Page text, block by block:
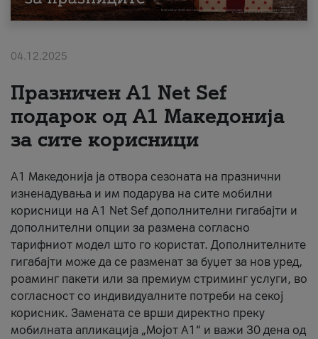
Поддршка
Надополни кредит
За нас
#ПодобарОнлајн
04.12.2025
Празничен A1 Net Sеf
подарок од А1 Македонија
за сите корисници
А1 Македонија ја отвора сезоната на празнични
изненадувања и им подарува на сите мобилни
корисници на A1 Net Sef дополнителни гигабајти и
дополнителни опции за размена согласно
тарифниот модел што го користат. Дополнителните
гигабајти може да се разменат за буџет за нов уред,
роаминг пакети или за премиум стриминг услуги, во
согласност со индивидуалните потреби на секој
корисник. Замената се врши директно преку
мобилната апликација „Мојот А1“ и важи 30 дена од